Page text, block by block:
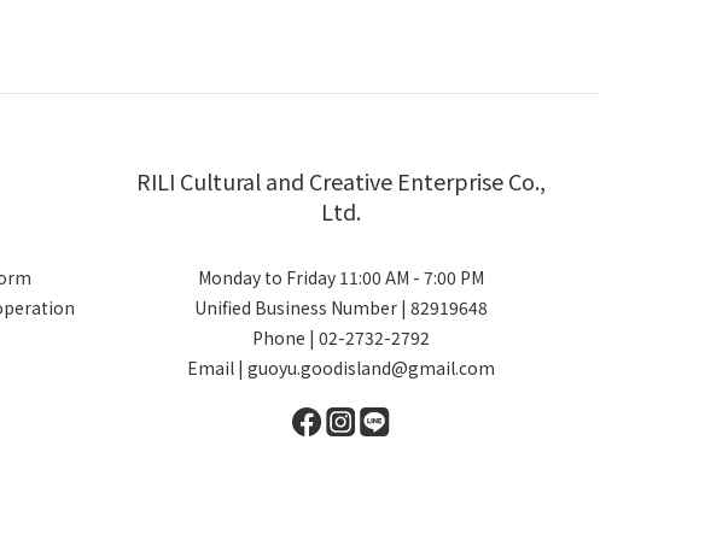
RILI Cultural and Creative Enterprise Co.,
Ltd.
Monday to Friday 11:00 AM - 7:00 PM
Unified Business Number | 82919648
Phone | 02-2732-2792
Email | guoyu.goodisland@gmail.com